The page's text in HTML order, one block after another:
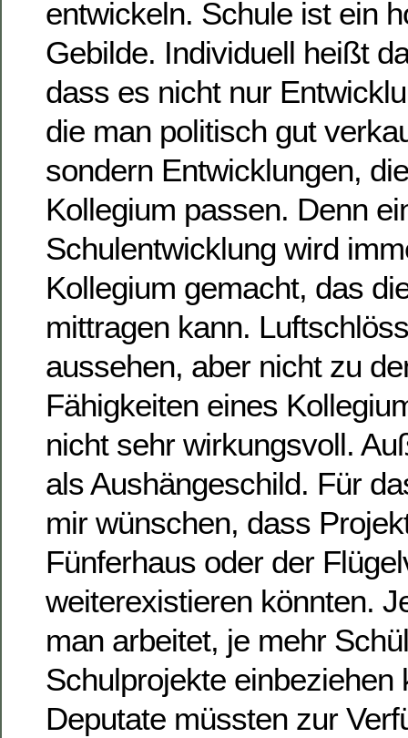
entwickeln. Schule ist ein
Gebilde. Individuell heißt
dass es nicht nur
die man politisch gut
sondern Entwicklungen,
Kollegium passen. Denn
Schulentwicklung wird
Kollegium gemacht, das
mittragen kann.
aussehen, aber nicht zu
Fähigkeiten eines
nicht sehr wirkungsvoll.
als Aushängeschild. Für
mir wünschen, dass
Fünferhaus oder der
weiterexistieren könnten.
man arbeitet, je mehr
Schulprojekte einbeziehen
Deputate müssten zur